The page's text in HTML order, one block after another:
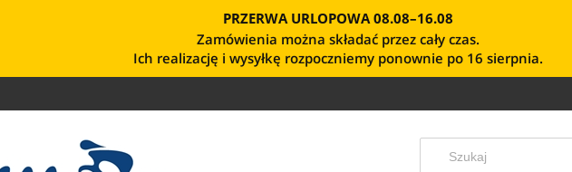
PRZERWA URLOPOWA 08.08–16.08
Zamówienia można składać przez cały czas.
Ich realizację i wysyłkę rozpoczniemy ponownie po 16 sierpnia.